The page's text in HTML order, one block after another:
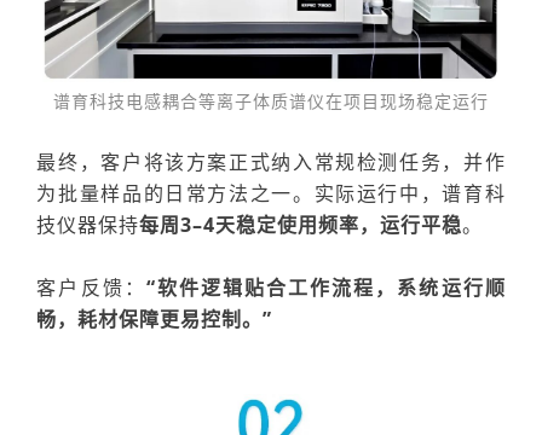
谱育科技电感耦合等离子体质谱仪在项目现场稳定运行
最终，客户将该方案正式纳入常规检测任务，并作
为批量样品的日常方法之一。 实际运行中，谱育科
技仪器保持每周3–4天稳定使用频率，运行平稳。
客户反馈： “软件逻辑贴合工作流程， 系统运行顺
畅，耗材保障更易控制。”